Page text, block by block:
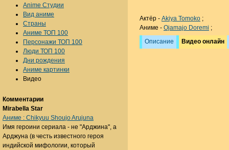
Актёр - Akiya Tomoko ;
Аниме - Ojamajo Doremi ;
Описание
Видео онлайн
Anime Студии
Вид аниме
Страны
Аниме ТОП 100
Персонажи ТОП 100
Люди ТОП 100
Дни рождения
Аниме картинки
Видео
Комментарии
Mirabella Star
Аниме : Chikyuu Shoujo Arujuna
Имя героини сериала - не "Арджина", а
Арджуна (в честь известного героя
индийской мифологии, который